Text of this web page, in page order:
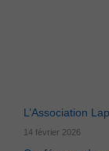
L’Association
14 février 2026